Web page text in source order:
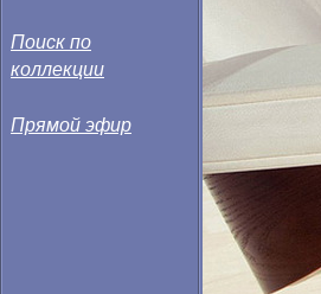
Поиск по
коллекции
Прямой эфир